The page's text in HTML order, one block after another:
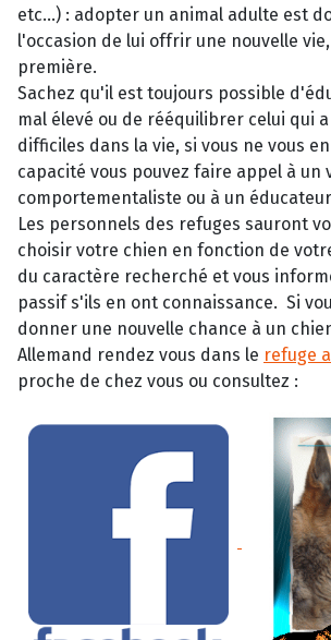
etc...) : adopter un animal adulte est
l'occasion de lui offrir une nouvelle
première.
Sachez qu'il est toujours possible
mal élevé ou de rééquilibrer celui qui
difficiles dans la vie, si vous ne vous
capacité vous pouvez faire appel à un
comportementaliste ou à un
Les personnels des refuges sauront
choisir votre chien en fonction de
du caractère recherché et vous
passif s'ils en ont connaissance. Si
donner une nouvelle chance à un
Allemand rendez vous dans le refuge
proche de chez vous ou consultez :